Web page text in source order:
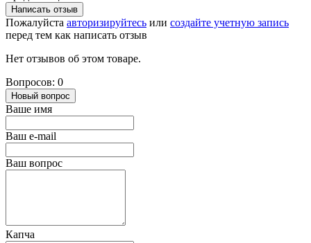
Написать отзыв
Пожалуйста авторизируйтесь или создайте учетную запись
перед тем как написать отзыв
Нет отзывов об этом товаре.
Вопросов: 0
Новый вопрос
Ваше имя
Ваш e-mail
Ваш вопрос
Капча